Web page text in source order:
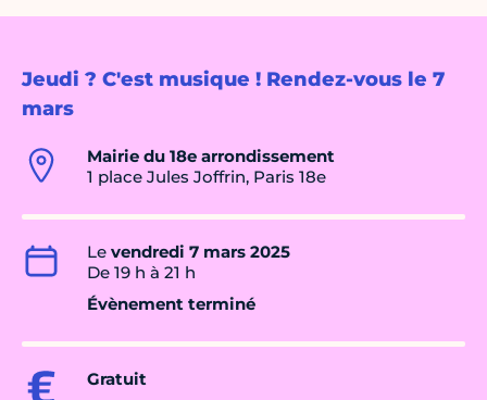
Jeudi ? C'est musique ! Rendez-vous le 7
mars
Mairie du 18e arrondissement
1 place Jules Joffrin, Paris 18e
Le vendredi 7 mars 2025
De 19 h à 21 h
Évènement terminé
Gratuit